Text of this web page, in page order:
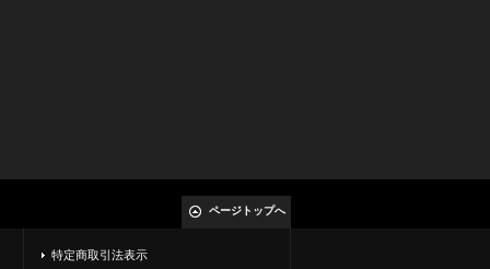
ページトップへ
特定商取引法表示